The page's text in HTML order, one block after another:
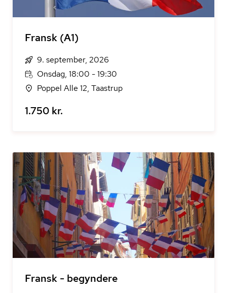
Fransk (A1)
9. september, 2026
Onsdag, 18:00 - 19:30
Poppel Alle 12, Taastrup
1.750 kr.
Fransk - begyndere